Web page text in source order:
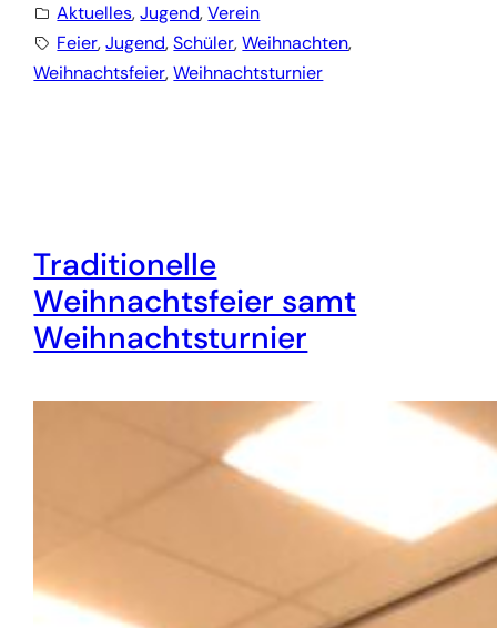
Aktuelles, Jugend, Verein
Feier, Jugend, Schüler, Weihnachten,
Weihnachtsfeier, Weihnachtsturnier
Traditionelle
Weihnachtsfeier samt
Weihnachtsturnier